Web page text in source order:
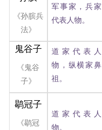
《孙膑兵
法》
军事家，兵家
代表人物。
鬼谷子
《鬼谷
子》
道家代表人
物，纵横家鼻
祖。
鹖冠子
《鹖冠
道家代表人
物。